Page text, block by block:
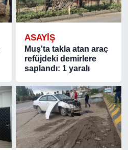
ASAYIŞ
Muş'ta takla atan araç
refüjdeki demirlere
saplandı: 1 yaralı